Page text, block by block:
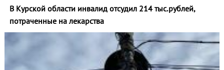
В Курской области инвалид отсудил 214 тыс.рублей,
потраченные на лекарства